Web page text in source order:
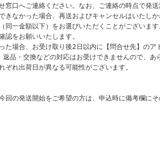
窓口へご連絡ください。なお、ご連絡の時点で発
なかった場合、再送およびキャンセルはいたしか
一金額以下）をお選びいただくことがございます
認をお願いいたします。
た場合、お受け取り後2日以内に【問合せ先】の
品・交換などの対応はお受けできませんので、あ
ぞれ出荷日が異なる可能性がございます。
回の発送開始をご希望の方は、申込時に備考欄にそ